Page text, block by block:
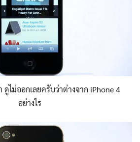
ดูไม่ออกเลยครับว่าต่างจาก iPhone 4
อย่างไร